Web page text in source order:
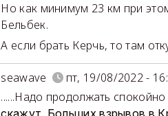
Но как минимум 23 км при
Бельбек.
А если брать Керчь, то там
seawave
пт, 19/08/2022 -
......Надо продолжать